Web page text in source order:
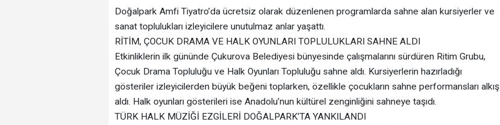
Doğalpark Amfi Tiyatro’da ücretsiz olarak düzenlenen programlarda sahne alan kursiyerler ve
sanat toplulukları izleyicilere unutulmaz anlar yaşattı.
RİTİM, ÇOCUK DRAMA VE HALK OYUNLARI TOPLULUKLARI SAHNE ALDI
Etkinliklerin ilk gününde Çukurova Belediyesi bünyesinde çalışmalarını sürdüren Ritim Grubu,
Çocuk Drama Topluluğu ve Halk Oyunları Topluluğu sahne aldı. Kursiyerlerin hazırladığı
gösteriler izleyicilerden büyük beğeni toplarken, özellikle çocukların sahne performansları alkış
aldı. Halk oyunları gösterileri ise Anadolu’nun kültürel zenginliğini sahneye taşıdı.
TÜRK HALK MÜZİĞİ EZGİLERİ DOĞALPARK’TA YANKILANDI